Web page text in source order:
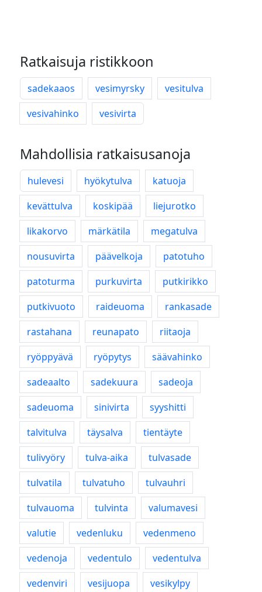
Ratkaisuja ristikkoon
sadekaaos vesimyrsky
vesitulva
vesivahinko
vesivirta
Mahdollisia ratkaisusanoja
hulevesi hyökytulva
katuoja
kevättulva
koskipää
liejurotko
likakorvo
märkätila
megatulva
nousuvirta
päävelkoja
patotuho
patoturma
purkuvirta
putkirikko
putkivuoto
raideuoma
rankasade
rastahana
reunapato
riitaoja
ryöppyävä
ryöpytys
säävahinko
sadeaalto
sadekuura
sadeoja
sadeuoma
sinivirta
syyshitti
talvitulva
täysalva
tientäyte
tulivyöry
tulva-aika
tulvasade
tulvatila
tulvatuho
tulvauhri
tulvauoma
tulvinta
valumavesi
valutie
vedenluku
vedenmeno
vedenoja
vedentulo
vedentulva
vedenviri
vesijuopa vesikylpy